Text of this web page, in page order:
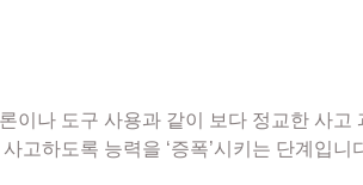
이나 도구 사용과 같이 보다 정교한 사고
고하도록 능력을 ‘증폭’시키는 단계입니